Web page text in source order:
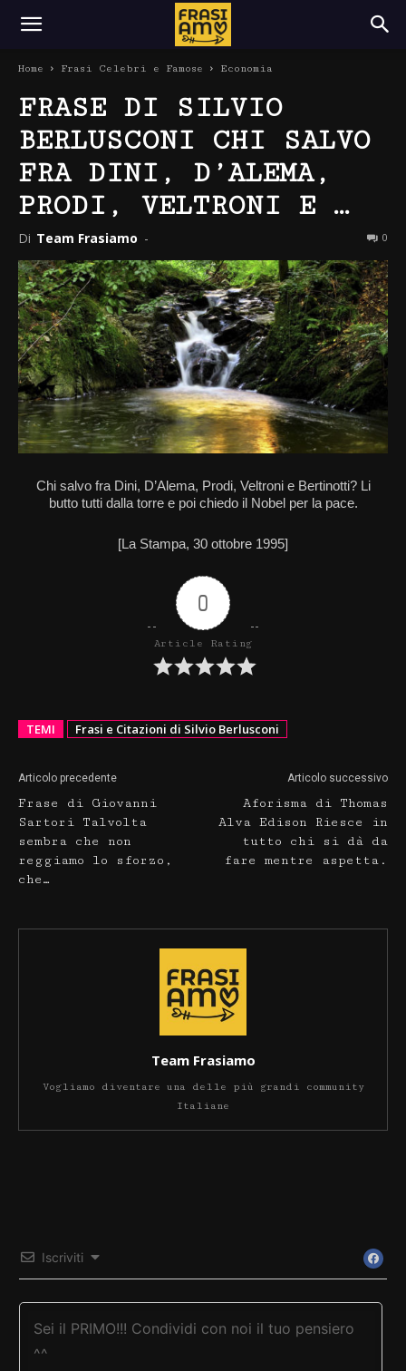
Home Frasi Celebri e Famose Economia
FRASE DI SILVIO
BERLUSCONI CHI SALVO
FRA DINI, D’ALEMA,
PRODI, VELTRONI E …
Di Team Frasiamo - 0
Chi salvo fra Dini, D’Alema, Prodi, Veltroni e Bertinotti? Li
butto tutti dalla torre e poi chiedo il Nobel per la pace.
[La Stampa, 30 ottobre 1995]
0
Article Rating
TEMI Frasi e Citazioni di Silvio Berlusconi
Articolo precedente
Frase di Giovanni
Sartori Talvolta
sembra che non
reggiamo lo sforzo,
che…
Articolo successivo
Aforisma di Thomas
Alva Edison Riesce in
tutto chi si dà da
fare mentre aspetta.
Team Frasiamo
Vogliamo diventare una delle più grandi community
Italiane
Iscriviti